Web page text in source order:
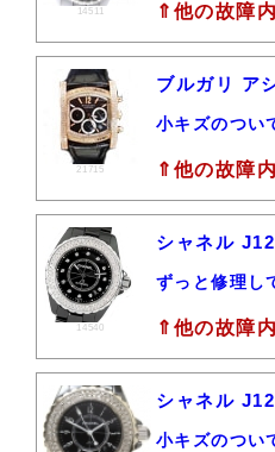
14511 ⇑他の故障
21715
ブルガリ ア
小キズのつい
⇑他の故障
14540
シャネル
ずっと修理し
⇑他の故障
シャネル
小キズのつい